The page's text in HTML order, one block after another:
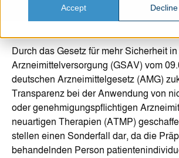
Accept Decline
Durch das Gesetz für mehr Sicherheit
Arzneimittelversorgung (GSAV) vom
deutschen Arzneimittelgesetz (AMG)
Transparenz bei der Anwendung von
oder genehmigungspflichtigen
neuartigen Therapien (ATMP)
stellen einen Sonderfall dar, da die
behandelnden Person